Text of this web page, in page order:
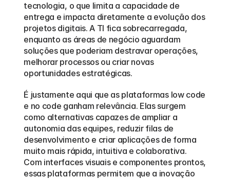
tecnologia, o que limita a capacidade de
entrega e impacta diretamente a evolução dos
projetos digitais. A TI fica sobrecarregada,
enquanto as áreas de negócio aguardam
soluções que poderiam destravar operações,
melhorar processos ou criar novas
oportunidades estratégicas.
É justamente aqui que as plataformas low code
e no code ganham relevância. Elas surgem
como alternativas capazes de ampliar a
autonomia das equipes, reduzir filas de
desenvolvimento e criar aplicações de forma
muito mais rápida, intuitiva e colaborativa.
Com interfaces visuais e componentes prontos,
essas plataformas permitem que a inovação